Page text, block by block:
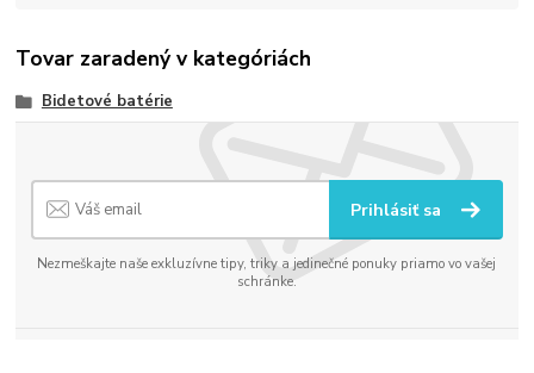
Tovar zaradený v kategóriách
Bidetové batérie
Prihlásiť sa
Nezmeškajte naše exkluzívne tipy, triky a jedinečné ponuky priamo vo vašej
schránke.